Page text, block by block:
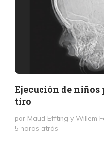
Ejecución de niños
tiro
por Maud Effting y Willem
5 horas atrás